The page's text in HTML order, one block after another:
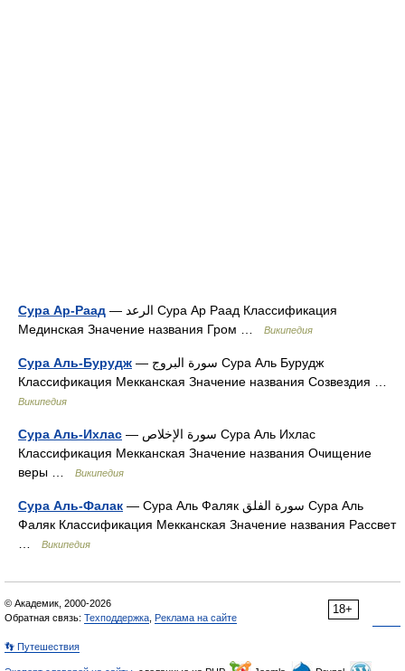
Сура Ар-Раад — الرعد Сура Ар Раад Классификация
Мединская Значение названия Гром …
Википедия
Сура Аль-Бурудж — سورة البروج Сура Аль Бурудж
Классификация Мекканская Значение названия Созвездия …
Википедия
Сура Аль-Ихлас — سورة الإخلاص Сура Аль Ихлас
Классификация Мекканская Значение названия Очищение
веры …
Википедия
Сура Аль-Фалак — Сура Аль Фаляк سورة الفلق Сура Аль
Фаляк Классификация Мекканская Значение названия Рассвет
Википедия
18+
© Академик, 2000-2026
Обратная связь: Техподдержка Реклама на сайте
👣 Путешествия